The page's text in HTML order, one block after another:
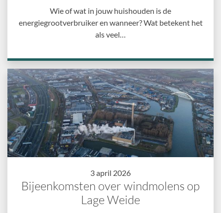
Wie of wat in jouw huishouden is de
energiegrootverbruiker en wanneer? Wat betekent het
als veel…
3 april 2026
Bijeenkomsten over windmolens op
Lage Weide